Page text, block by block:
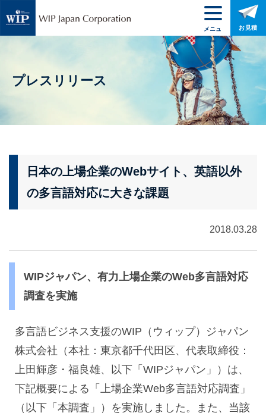
プレスリリース
日本の上場企業のWebサイト、英語以外
の多言語対応に大きな課題
2018.03.28
WIPジャパン、有力上場企業のWeb多言語対応
調査を実施
多言語ビジネス支援のWIP（ウィップ）ジャパン
株式会社（本社：東京都千代田区、代表取締役：
上田輝彦・福良雄、以下「WIPジャパン」）は、
下記概要による「上場企業Web多言語対応調査」
（以下「本調査」）を実施しました。また、当該
メニュ
ー
お見積